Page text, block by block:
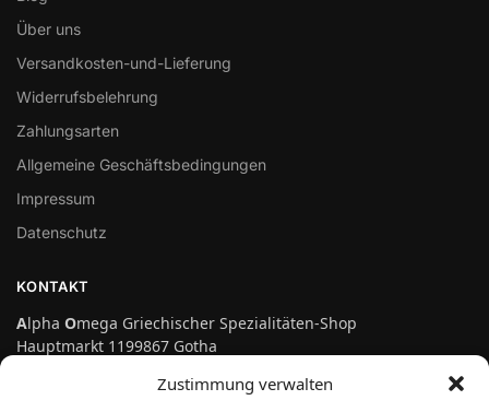
Zustimmung verwalten
Über uns
Versandkosten-und-Lieferung
Widerrufsbelehrung
Zahlungsarten
Allgemeine Geschäftsbedingungen
Impressum
Datenschutz
KONTAKT
Alpha Omega Griechischer Spezialitäten-Shop
Hauptmarkt 1199867 Gotha
info@genuss-auf-griechisch.de